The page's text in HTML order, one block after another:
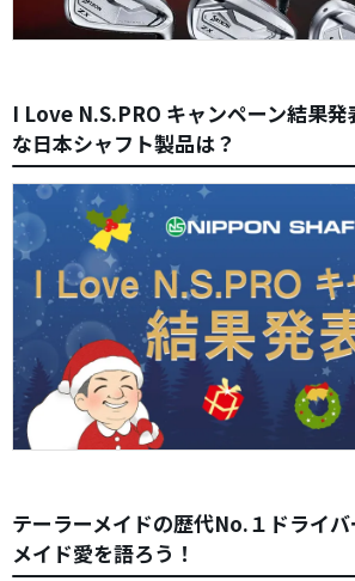
I Love N.S.PRO キャンペーン結果
な日本シャフト製品は？
テーラーメイドの歴代No.１ドライ
メイド愛を語ろう！